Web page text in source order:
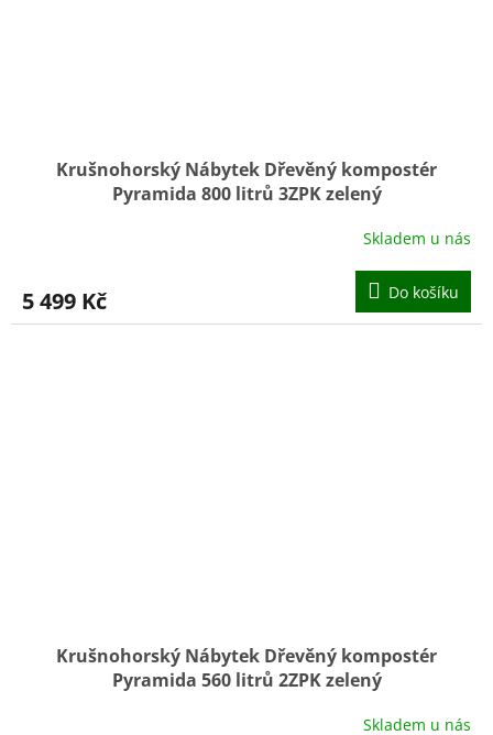
Krušnohorský Nábytek Dřevěný kompostér
Pyramida 800 litrů 3ZPK zelený
Skladem u nás
5 499 Kč Do košíku
Krušnohorský Nábytek Dřevěný kompostér
Pyramida 560 litrů 2ZPK zelený
Skladem u nás